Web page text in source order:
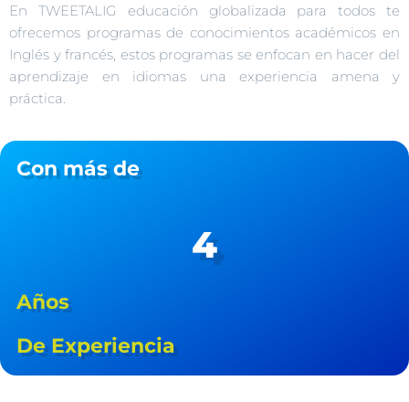
En TWEETALIG educación globalizada para todos te
ofrecemos programas de conocimientos académicos en
Inglés y francés, estos programas se enfocan en hacer del
aprendizaje en idiomas una experiencia amena y
práctica.
Con más de
4
Años
De Experiencia